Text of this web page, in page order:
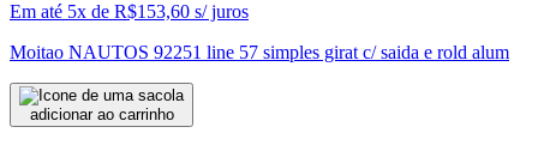
Em até 5x de R$153,60 s/ juros
Moitao NAUTOS 92251 line 57 simples girat c/ saida e rold alum
adicionar ao carrinho